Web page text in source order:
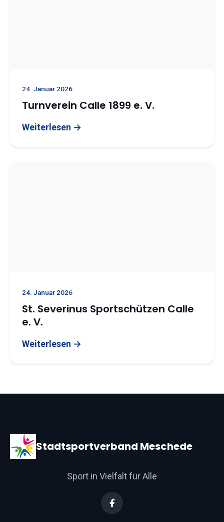
24. Januar 2026
Turnverein Calle 1899 e. V.
Weiterlesen →
24. Januar 2026
St. Severinus Sportschützen Calle
e. V.
Weiterlesen →
Stadtsportverband Meschede
Sport in Vielfalt für Alle